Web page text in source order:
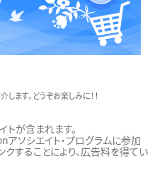
ます。どうぞお楽しみに！！
トが含まれます。
ソシエイト・プログラムに参加
することにより、広告料を得てい